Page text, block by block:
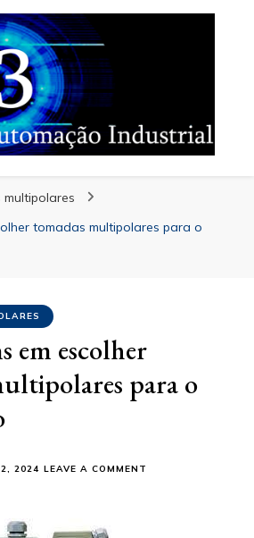
R3 Automação
Industrial
Industrial
tomadas multipolares para o
em escolher
para o
2024 LEAVE A COMMENT